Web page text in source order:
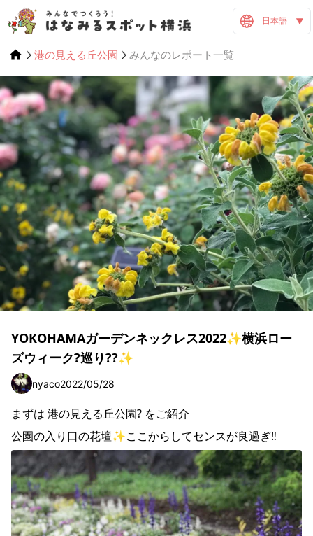
日本語
港の見える丘公園 みんなのレポート一覧
YOKOHAMAガーデンネックレス2022✨横浜ロー
ズウィーク?巡り??✨
nyaco2022/05/28
まずは 港の見える丘公園? をご紹介
公園の入り口の花壇✨ここからしてセンスが良過ぎ‼️